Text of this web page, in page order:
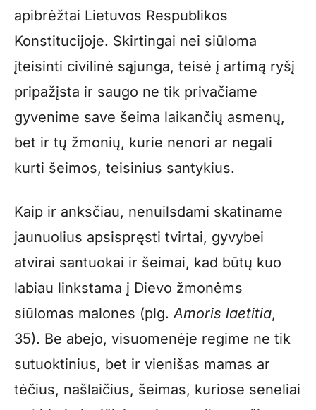
apibrėžtai Lietuvos Respublikos
Konstitucijoje. Skirtingai nei siūloma
įteisinti civilinė sąjunga, teisė į artimą ryšį
pripažįsta ir saugo ne tik privačiame
gyvenime save šeima laikančių asmenų,
bet ir tų žmonių, kurie nenori ar negali
kurti šeimos, teisinius santykius.
Kaip ir anksčiau, nenuilsdami skatiname
jaunuolius apsispręsti tvirtai, gyvybei
atvirai santuokai ir šeimai, kad būtų kuo
labiau linkstama į Dievo žmonėms
siūlomas malones (plg.Amoris laetitia,
35). Be abejo, visuomenėje regime ne tik
sutuoktinius, bet ir vienišas mamas ar
tėčius, našlaičius, šeimas, kuriose seneliai